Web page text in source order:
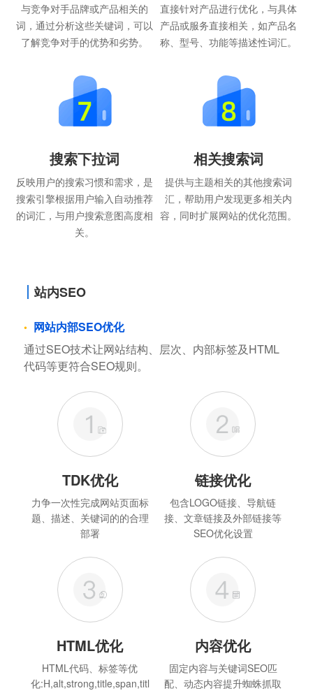
与竞争对手品牌或产品相关的
词，通过分析这些关键词，可以
了解竞争对手的优势和劣势。
直接针对产品进行优化，与具体
产品或服务直接相关，如产品名
称、型号、功能等描述性词汇。
搜索下拉词
反映用户的搜索习惯和需求，是
搜索引擎根据用户输入自动推荐
的词汇，与用户搜索意图高度相
关。
相关搜索词
提供与主题相关的其他搜索词
汇，帮助用户发现更多相关内
容，同时扩展网站的优化范围。
站内SEO
网站内部SEO优化
通过SEO技术让网站结构、层次、内部标签及HTML
代码等更符合SEO规则。
TDK优化
力争一次性完成网站页面标
题、描述、关键词的的合理
部署
链接优化
包含LOGO链接、导航链
接、文章链接及外部链接等
SEO优化设置
HTML优化
HTML代码、标签等优
化:H,alt,strong,title,span,titl
内容优化
固定内容与关键词SEO匹
配、动态内容提升蜘蛛抓取